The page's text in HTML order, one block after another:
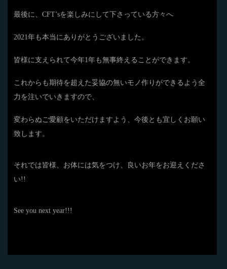
最後に、CFT’sを楽しみにして下さっている方々へ
2021年も本当にありがとうございました。
皆様に支えられて今年1年も無事終えることができます。
これからも期待を超えた妥協の無いモノ作りができるよう全
力を注いでいきますので、
変わらぬご愛顧をいただけますよう、今後とも宜しくお願い
致します。
それでは皆様、お体には気をつけ、良いお年をお迎えくださ
い!!
See you next year!!!